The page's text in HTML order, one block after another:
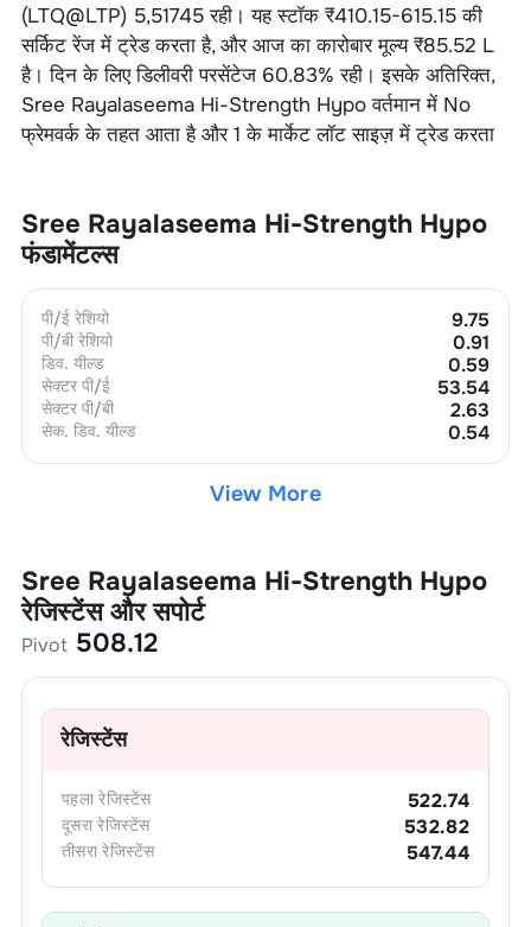
(LTQ@LTP) 5,51745रही। यह स्टॉक ₹410.15-615.15की
सर्किट रेंज में ट्रेड करता है, और आज का कारोबार मूल्य ₹85.52 L
है। दिन के लिए डिलीवरी परसेंटेज 60.83% रही। इसके अतिरिक्त,
Sree Rayalaseema Hi-Strength Hypoवर्तमान में No
फ्रेमवर्क के तहत आता है और1 के मार्केट लॉट साइज़ में ट्रेड करता
Sree Rayalaseema Hi-Strength Hypo
फंडामेंटल्स
पी/ई रेशियो 9.75
पी/बी रेशियो 0.91
डिव. यील्ड 0.59
सेक्टर पी/ई 53.54
सेक्टर पी/बी 2.63
सेक. डिव. यील्ड 0.54
View More
Sree Rayalaseema Hi-Strength Hypo
रेजिस्टेंस और सपोर्ट
Pivot 508.12
रेजिस्टेंस
पहला रेजिस्टेंस 522.74
दूसरा रेजिस्टेंस 532.82
तीसरा रेजिस्टेंस 547.44